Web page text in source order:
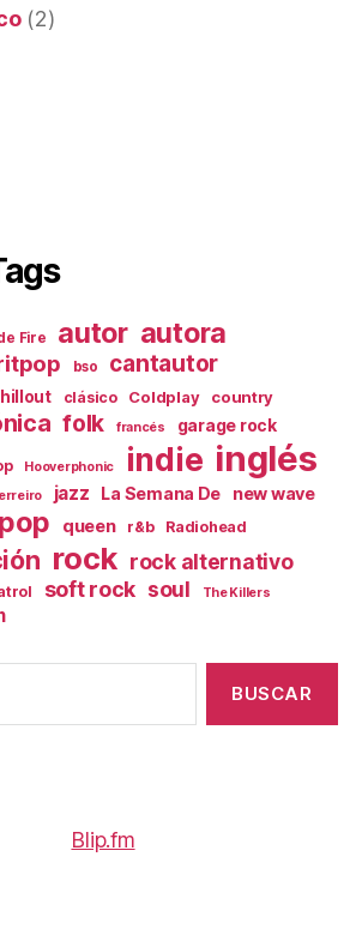
(2)
Fire autor autora
bso cantautor
clásico Coldplay country
folk francés garage rock
Hooverphonic indie inglés
jazz La Semana De new wave
pop queen r&b Radiohead
rock rock alternativo
soft rock soul The Killers